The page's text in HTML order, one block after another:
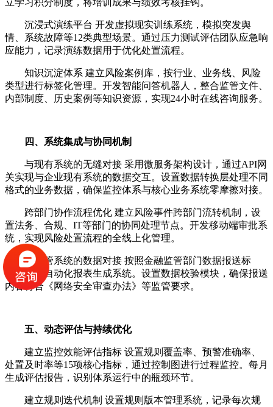
立学习积分制度，将培训成果与绩效考核挂钩。
沉浸式演练平台 开发虚拟现实训练系统，模拟突发舆
情、系统故障等12类典型场景。通过压力测试评估团队应急响
应能力，记录演练数据用于优化处置流程。
知识沉淀体系 建立风险案例库，按行业、业务线、风险
类型进行标签化管理。开发智能问答机器人，整合监管文件、
内部制度、历史案例等知识资源，实现24小时在线咨询服务。
四、系统集成与协同机制
与现有系统的无缝对接 采用微服务架构设计，通过API网
关实现与企业现有系统的数据交互。设置数据转换层处理不同
格式的业务数据，确保监控体系与核心业务系统零摩擦对接。
跨部门协作流程优化 建立风险事件跨部门流转机制，设
置法务、合规、IT等部门的协同处理节点。开发移动端审批系
统，实现风险处置流程的全线上化管理。
与监管系统的数据对接 按照金融监管部门数据报送标
准，开发自动化报表生成系统。设置数据校验模块，确保报送
内容符合《网络安全审查办法》等监管要求。
五、动态评估与持续优化
建立监控效能评估指标 设置规则覆盖率、预警准确率、
处置及时率等15项核心指标，通过控制图进行过程监控。每月
生成评估报告，识别体系运行中的瓶颈环节。
建立规则迭代机制 设置规则版本管理系统，记录每次规